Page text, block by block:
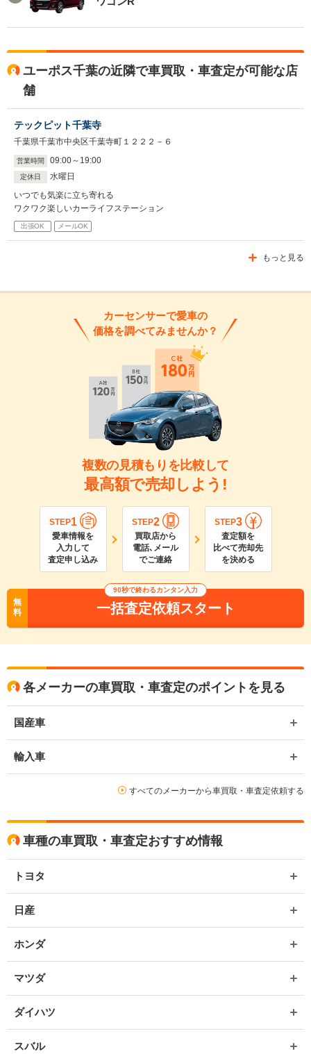
ユーポス千葉の近隣で車買取・車査定が可能な店
舗
テックピット千葉寺
千葉県千葉市中央区千葉寺町１２２２－６
営業時間 09:00～ 19:00
定休日
水曜日
いつでも気楽に立ち寄れる
ワクワク楽しいカーライフステーション
出張OK メールOK
もっと見る
カーセンサーで愛車の
価格を調べてみませんか？
複数の見積もりを比較して
最高額で売却しよう!
STEP1
愛車情報を
入力して
査定申し込み
STEP2
買取店から
電話､メール
でご連絡
STEP3
査定額を
比べて売却先
を決める
無
料
90秒で終わるカンタン入力
一括査定依頼スタート
各メーカーの車買取・車査定のポイントを見る
国産車
輸入車
すべてのメーカーから車買取・車査定依頼する
車種の車買取・車査定おすすめ情報
トヨタ
日産
ホンダ
マツダ
ダイハツ
スバル